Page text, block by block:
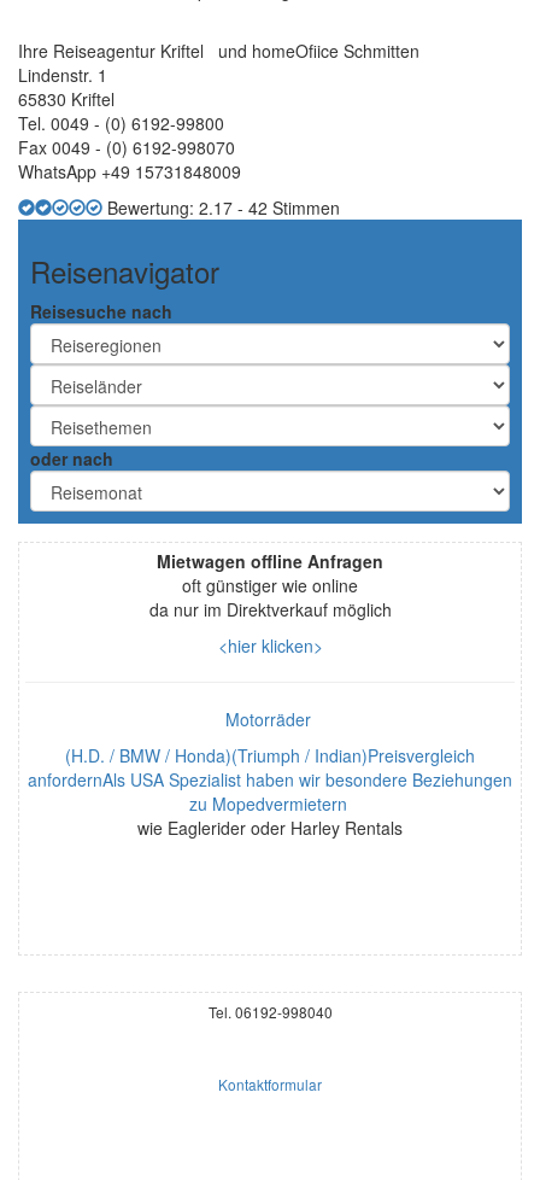
Ihre Reiseagentur Kriftel und homeOfiice Schmitten
Lindenstr. 1
65830 Kriftel
Tel. 0049 - (0) 6192-99800
Fax 0049 - (0) 6192-998070
WhatsApp +49 15731848009
Bewertung: 2.17 - 42 Stimmen
Reisenavigator
Reisesuche nach
oder nach
Mietwagen offline Anfragen
oft günstiger wie online
da nur im Direktverkauf möglich
<hier klicken>
Motorräder
(H.D. / BMW / Honda)(Triumph / Indian)Preisvergleich
anfordernAls USA Spezialist haben wir besondere Beziehungen
zu Mopedvermietern
wie Eaglerider oder Harley Rentals
Tel. 06192-998040
Kontaktformular